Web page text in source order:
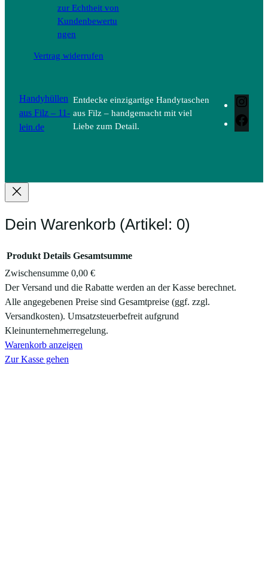
zur Echtheit von
Kundenbewertu
ngen
Vertrag widerrufen
Handyhüllen
aus Filz – 11-
lein.de
Entdecke einzigartige Handytaschen
aus Filz – handgemacht mit viel
Liebe zum Detail.
Dein Warenkorb (Artikel: 0)
Produkte
im
Warenkorb
Produkt Details Gesamtsumme
Zwischensumme 0,00 €
Der Versand und die Rabatte werden an der Kasse berechnet.
Alle angegebenen Preise sind Gesamtpreise (ggf. zzgl.
Versandkosten). Umsatzsteuerbefreit aufgrund
Kleinunternehmerregelung.
Warenkorb anzeigen
Zur Kasse gehen